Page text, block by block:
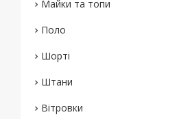
Майки та топи
Поло
Шорті
Штани
Вітровки